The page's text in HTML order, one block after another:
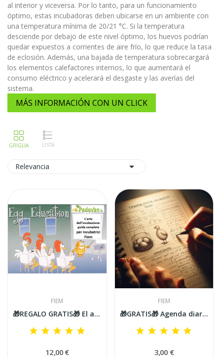
al interior y viceversa. Por lo tanto, para un funcionamiento
óptimo, estas incubadoras deben ubicarse en un ambiente con
una temperatura mínima de 20/21 °C. Si la temperatura
desciende por debajo de este nivel óptimo, los huevos podrían
quedar expuestos a corrientes de aire frío, lo que reduce la tasa
de eclosión. Además, una bajada de temperatura sobrecargará
los elementos calefactores internos, lo que aumentará el
consumo eléctrico y acelerará el desgaste y las averías del
sistema.
MÁS INFORMACIÓN CON UN CLICK
Relevancia 
FIEM
🎁REGALO GRATIS🎁 El arte de la incubación: una...
12,00 €
FIEM
🎁GRATIS🎁 Agenda diaria de incubación
3,00 €